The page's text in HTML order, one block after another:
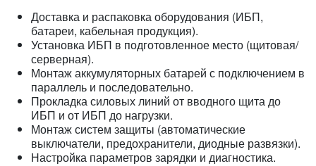
Доставка и распаковка оборудования (ИБП,
батареи, кабельная продукция).
Установка ИБП в подготовленное место (щитовая/
серверная).
Монтаж аккумуляторных батарей с подключением в
параллель и последовательно.
Прокладка силовых линий от вводного щита до
ИБП и от ИБП до нагрузки.
Монтаж систем защиты (автоматические
выключатели, предохранители, диодные развязки).
Настройка параметров зарядки и диагностика.